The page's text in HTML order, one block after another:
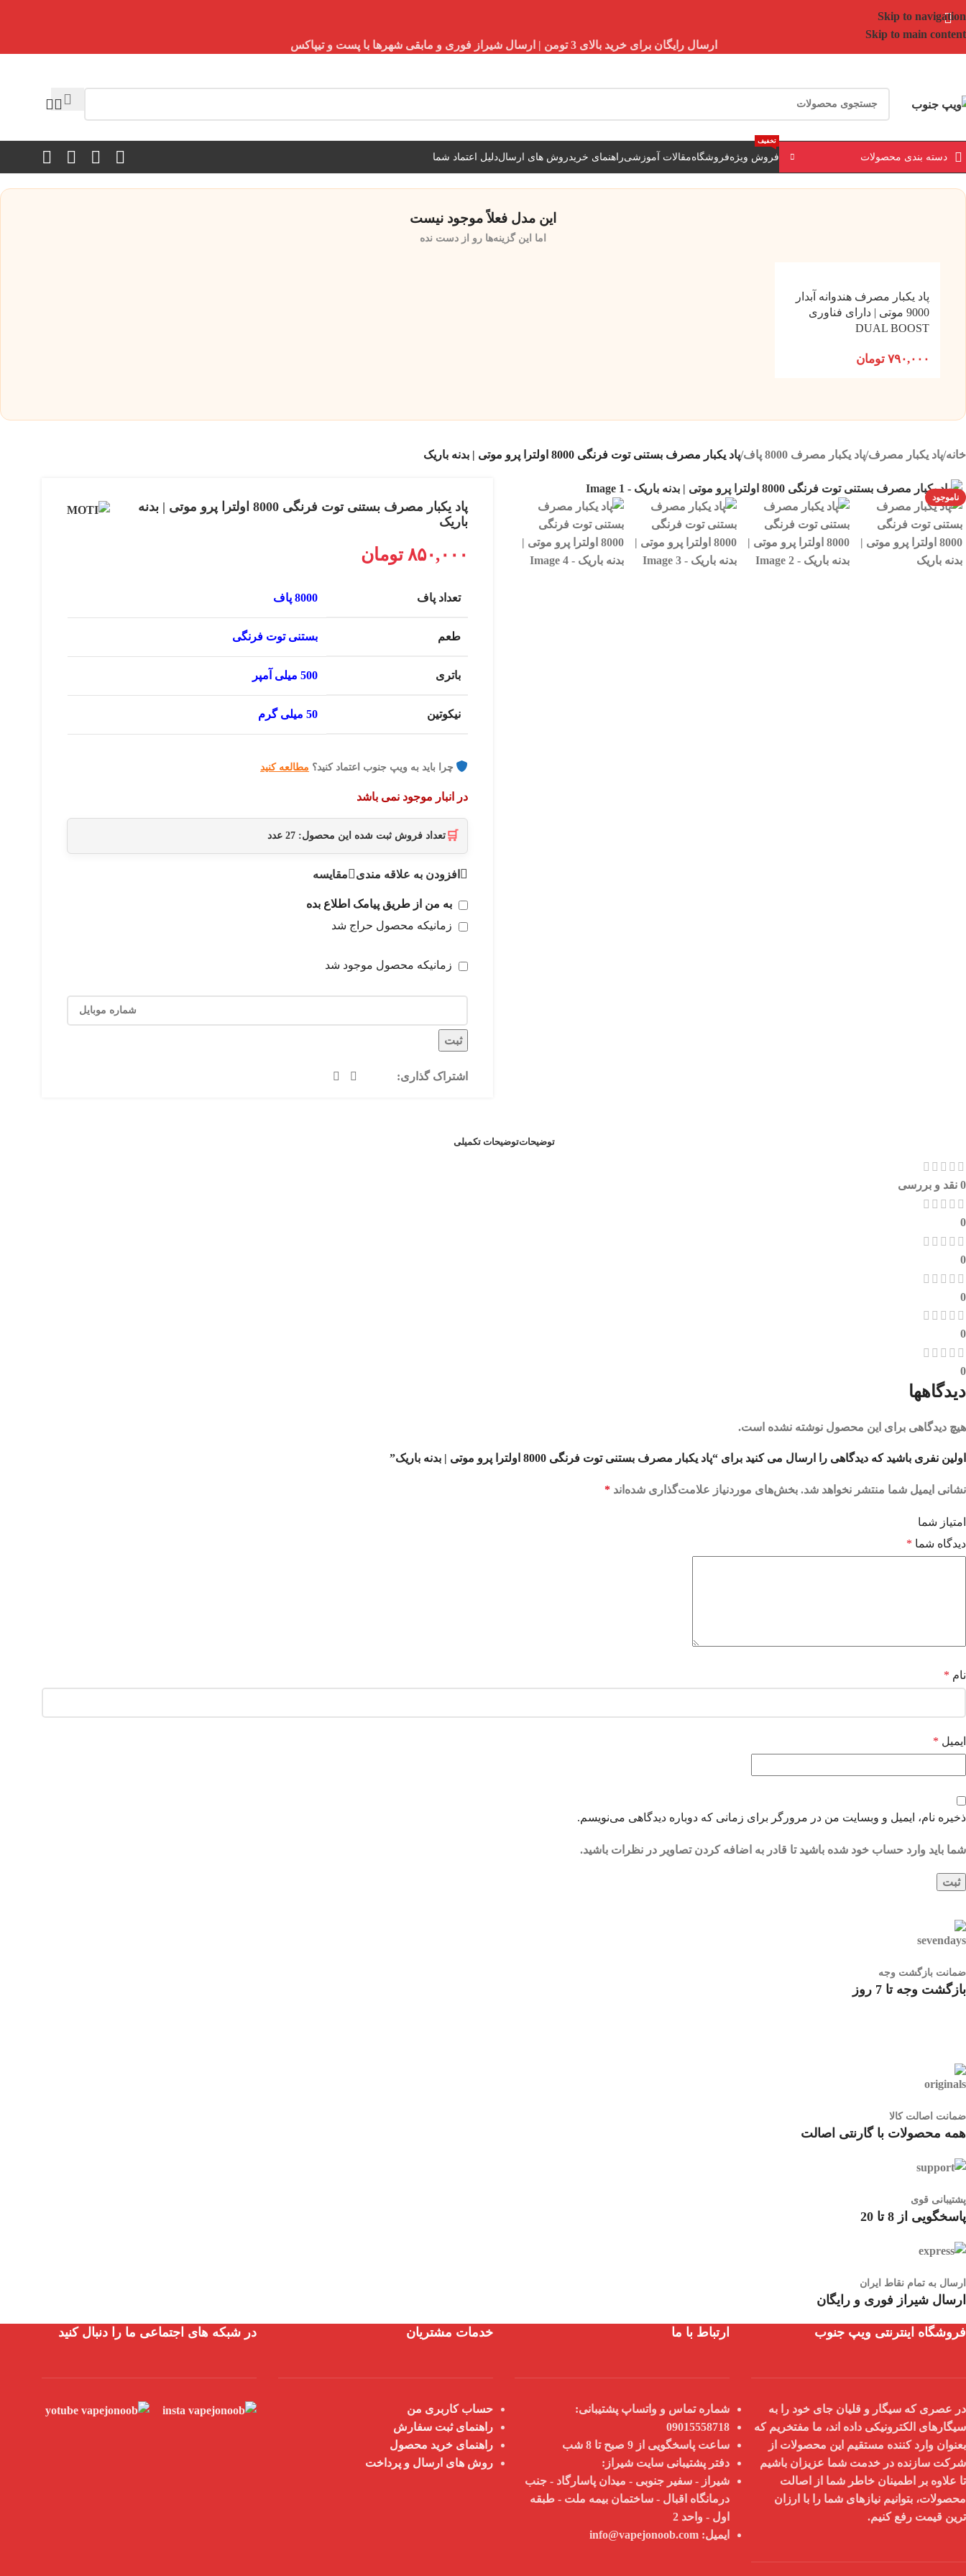
Skip to navigation
Skip to main content
ارسال رایگان برای خرید بالای 3 تومن | ارسال شیراز فوری و مابقی شهرها با پست و تیپاکس
دسته بندی محصولات فروش ویژه
تخفیف
فروشگاهمقالات آموزشیراهنمای خریدروش های ارسالدلیل اعتماد شما
این مدل فعلاً موجود نیست
اما این گزینه‌ها رو از دست نده
پاد یکبار مصرف هندوانه آبدار
9000 موتی | دارای فناوری
DUAL BOOST
۷۹۰,۰۰۰ تومان
خانه/پاد یکبار مصرف/پاد یکبار مصرف 8000 پاف /پاد یکبار مصرف بستنی توت فرنگی 8000 اولترا پرو موتی | بدنه باریک
ناموجود
پاد یکبار مصرف بستنی توت فرنگی 8000 اولترا پرو موتی | بدنه
باریک
۸۵۰,۰۰۰ تومان
تعداد پاف 8000 پاف
طعم بستنی توت فرنگی
باتری 500 میلی آمپر
نیکوتین 50 میلی گرم
چرا باید به ویپ جنوب اعتماد کنید؟ مطالعه کنید
در انبار موجود نمی باشد
🛒 تعداد فروش ثبت شده این محصول: 27عدد
افزودن به علاقه مندی مقایسه
به من از طریق پیامک اطلاع بده
زمانیکه محصول حراج شد
زمانیکه محصول موجود شد
ثبت
اشتراک گذاری:
توضیحاتتوضیحات تکمیلی
0 نقد و بررسی
0
0
0
0
0
دیدگاهها
هیچ دیدگاهی برای این محصول نوشته نشده است.
اولین نفری باشید که دیدگاهی را ارسال می کنید برای “پاد یکبار مصرف بستنی توت فرنگی 8000 اولترا پرو موتی | بدنه باریک”
نشانی ایمیل شما منتشر نخواهد شد. بخش‌های موردنیاز علامت‌گذاری شده‌اند *
امتیاز شما
دیدگاه شما *
نام *
ایمیل *
ذخیره نام، ایمیل و وبسایت من در مرورگر برای زمانی که دوباره دیدگاهی می‌نویسم.
شما باید وارد حساب خود شده باشید تا قادر به اضافه کردن تصاویر در نظرات باشید.
ضمانت بازگشت وجه
بازگشت وجه تا 7 روز
ضمانت اصالت کالا
همه محصولات با گارنتی اصالت
پشتیبانی قوی
پاسخگویی از 8 تا 20
ارسال به تمام نقاط ایران
ارسال شیراز فوری و رایگان
فروشگاه اینترنتی ویپ جنوب
در عصری که سیگار و قلیان جای خود را به
سیگارهای الکترونیکی داده اند، ما مفتخریم که
بعنوان وارد کننده مستقیم این محصولات از
شرکت سازنده در خدمت شما عزیزان باشیم
تا علاوه بر اطمینان خاطر شما از
اصالت
محصولات، بتوانیم نیازهای شما را با ارزان
ترین قیمت رفع کنیم.
ارتباط با ما
شماره تماس و واتساپ پشتیبانی:
09015558718
ساعت پاسخگویی از 9 صبح تا 8 شب
دفتر پشتیبانی سایت شیراز:
شیراز - سفیر جنوبی - میدان پاسارگاد - جنب
درمانگاه اقبال - ساختمان بیمه ملت - طبقه
اول - واحد 2
ایمیل:
خدمات مشتریان
حساب کاربری من
راهنمای ثبت سفارش
راهنمای خرید محصول
روش های ارسال و پرداخت
در شبکه های اجتماعی ما را دنبال کنید